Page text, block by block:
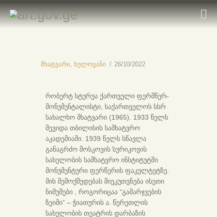
ᲛᲗᲐᲕᲐᲠᲘ
ᲙᲐᲢᲐᲚᲝᲒᲔᲑᲘ
ᲝᲠᲒᲐᲜᲘᲖᲐᲪᲘᲔᲑᲘ
ᲙᲝᲜᲢᲐᲥᲢᲘ
მხატვარი, ხელოვანი 26/10/2022
რობერტ სტურუა ქართველი ფერმწერ-
მონუმენტალისტი, საქართველოს სსრ
სახალხო მხატვარი (1965). 1933 წელს
შევიდა თბილისის სამხატვრო
აკადემიაში. 1939 წელს სწავლა
განაგრძო მოსკოვის სურიკოვის
სახელობის სამხატვრო ინსტიტუტში
მონუმენტური ფერწერის ფაკულტეტზე.
მის შემოქმედებას მიეკუთვნება ისეთი
ნიმუშები , როგორიცაა “გამარჯვების
ზეიმი” – ჭიათურის ა. წერეთლის
სახელობის თეატრის დარბაზის